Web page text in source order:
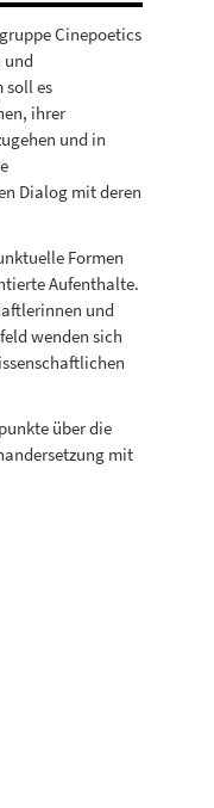
Cinepoetics
und
soll es
ihrer
und in
Dialog mit deren
Formen
Aufenthalte.
und
wenden sich
über die
mit